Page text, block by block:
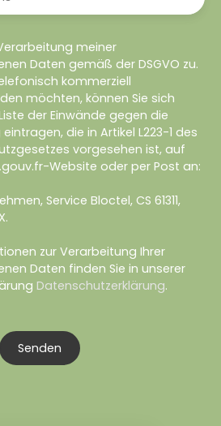
meiner
Daten gemäß der DSGVO zu.
kommerziell
möchten, können Sie sich
der Einwände gegen die
die in Artikel L223-1 des
vorgesehen ist, auf
Website oder per Post an:
Service Bloctel, CS 61311,
zur Verarbeitung Ihrer
Daten finden Sie in unserer
Datenschutzerklärung.
Senden